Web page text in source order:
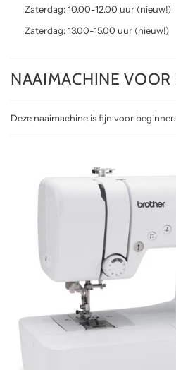
Zaterdag: 10.00-12.00 uur (nieuw!)
Zaterdag: 13.00-15.00 uur (nieuw!)
NAAIMACHINE VOOR
Deze naaimachine is fijn voor